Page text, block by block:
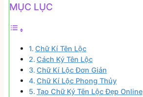
MỤC LỤC
Chữ Kí Tên Lộc
Cách Ký Tên Lộc
Chữ Kí Lộc Đơn Giản
Chữ Kí Lộc Phong Thủy
Tạo Chữ Ký Tên Lộc Đẹp Online